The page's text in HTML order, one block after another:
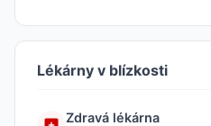
Lékárny v blízkosti
Zdravá lékárna